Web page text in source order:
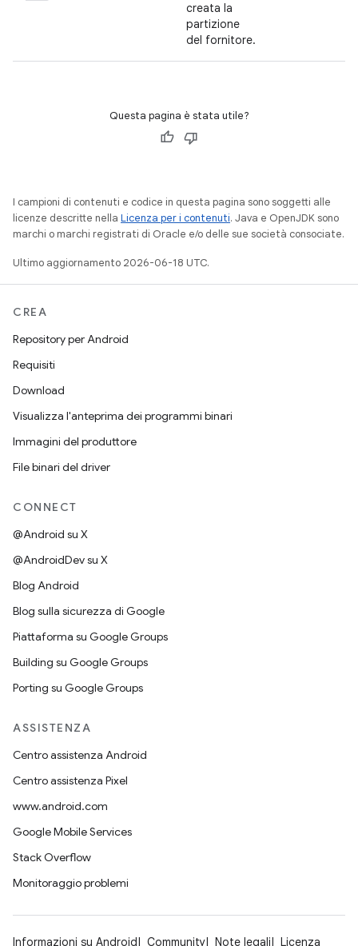
creata la
partizione
del fornitore.
Questa pagina è stata utile?
I campioni di contenuti e codice in questa pagina sono soggetti alle
licenze descritte nella Licenza per i contenuti. Java e OpenJDK sono
marchi o marchi registrati di Oracle e/o delle sue società consociate.
Ultimo aggiornamento 2026-06-18 UTC.
CREA
Repository per Android
Requisiti
Download
Visualizza l'anteprima dei programmi binari
Immagini del produttore
File binari del driver
CONNECT
@Android su X
@AndroidDev su X
Blog Android
Blog sulla sicurezza di Google
Piattaforma su Google Groups
Building su Google Groups
Porting su Google Groups
ASSISTENZA
Centro assistenza Android
Centro assistenza Pixel
www.android.com
Google Mobile Services
Stack Overflow
Monitoraggio problemi
Informazioni su Android Community Note legali Licenza